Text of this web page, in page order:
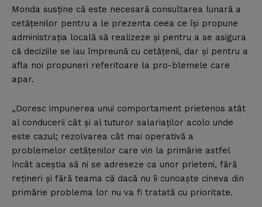
Monda susţine că este necesară consultarea lunară a
cetăţenilor pentru a le prezenta ceea ce îşi propune
administraţia locală să realizeze şi pentru a se asigura
că deciziile se iau împreună cu cetăţenii, dar şi pentru a
afla noi propuneri referitoare la pro-blemele care
apar.
„Doresc impunerea unui comportament prietenos atât
al conducerii cât şi al tuturor salariaţilor acolo unde
este cazul; rezolvarea cât mai operativă a
problemelor cetăţenilor care vin la primărie astfel
încât aceştia să ni se adreseze ca unor prieteni, fără
reţineri şi fără teama că dacă nu îi cunoaşte cineva din
primărie problema lor nu va fi tratată cu prioritate.